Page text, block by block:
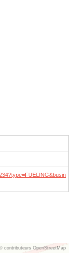
contributeurs OpenStreetMap